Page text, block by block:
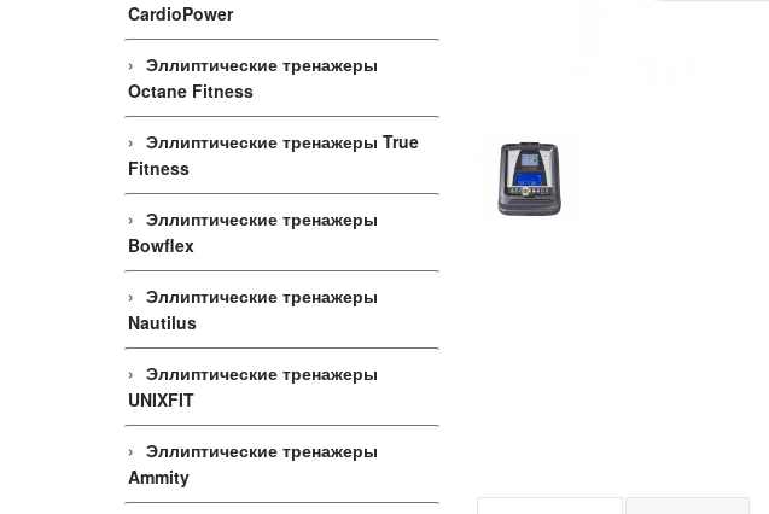
CardioPower
Эллиптические тренажеры
Octane Fitness
Эллиптические тренажеры True
Fitness
Эллиптические тренажеры
Bowflex
Эллиптические тренажеры
Nautilus
Эллиптические тренажеры
UNIXFIT
Эллиптические тренажеры
Ammity